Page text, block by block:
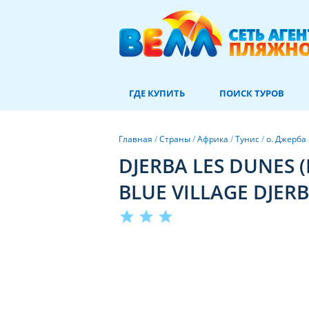
ГДЕ КУПИТЬ ПОИСК ТУРОВ
Главная /Страны/Африка /Тунис/о. Джерба
DJERBA LES DUNES
BLUE VILLAGE
star star star